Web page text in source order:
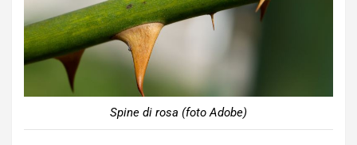
Spine di rosa (foto Adobe)